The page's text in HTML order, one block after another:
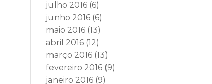
julho 2016 (6)
junho 2016 (6)
maio 2016 (13)
abril 2016 (12)
março 2016 (13)
fevereiro 2016 (9)
janeiro 2016 (9)